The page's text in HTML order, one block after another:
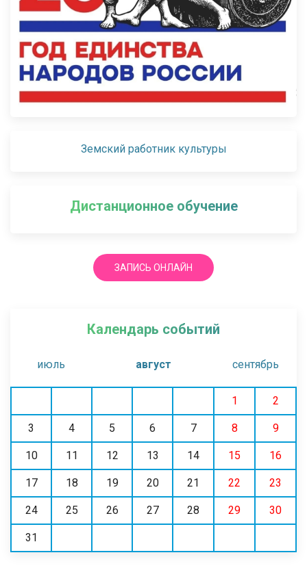
Земский работник культуры
Дистанционное обучение
ЗАПИСЬ ОНЛАЙН
Календарь событий
июль август сентябрь
1 2
3 4 5 6 7 8 9
10 11 12 13 14 15 16
17 18 19 20 21 22 23
24 25 26 27 28 29 30
31